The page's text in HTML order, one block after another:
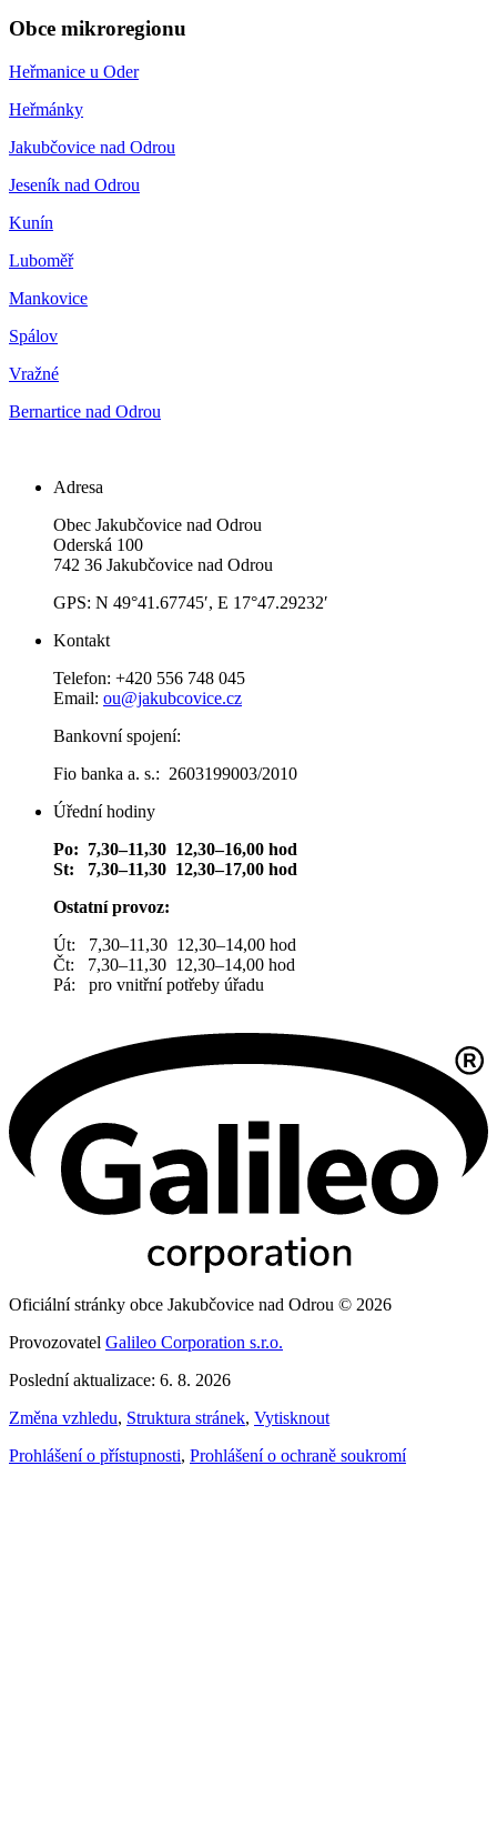
Obce mikroregionu
Heřmanice u Oder
Heřmánky
Jakubčovice nad Odrou
Jeseník nad Odrou
Kunín
Luboměř
Mankovice
Spálov
Vražné
Bernartice nad Odrou
Adresa
Obec Jakubčovice nad Odrou
Oderská 100
742 36 Jakubčovice nad Odrou
GPS: N 49°41.67745′, E 17°47.29232′
Kontakt
Telefon: +420 556 748 045
Email: ou@jakubcovice.cz
Bankovní spojení:
Fio banka a. s.: 2603199003/2010
Úřední hodiny
Po: 7,30–11,30 12,30–16,00 hod
St: 7,30–11,30 12,30–17,00 hod
Ostatní provoz:
Út: 7,30–11,30 12,30–14,00 hod
Čt: 7,30–11,30 12,30–14,00 hod
Pá: pro vnitřní potřeby úřadu
Oficiální stránky obce Jakubčovice nad Odrou © 2026
Provozovatel Galileo Corporation s.r.o.
Poslední aktualizace: 6. 8. 2026
Změna vzhledu, Struktura stránek, Vytisknout
Prohlášení o přístupnosti, Prohlášení o ochraně soukromí